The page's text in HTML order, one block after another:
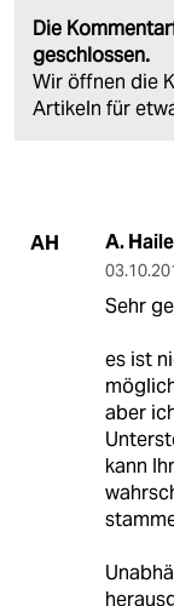
Die
geschlossen.
Wir öffnen die
Artikeln für
AH A. Haile
Sehr
es ist
aber
kann